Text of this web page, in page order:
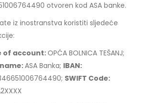
otvoren kod ASA banke.
iz inostranstva koristiti sljedeće
of account:OPĆA BOLNICA TEŠANJ;
ASA Banka; IBAN:
SWIFT Code: